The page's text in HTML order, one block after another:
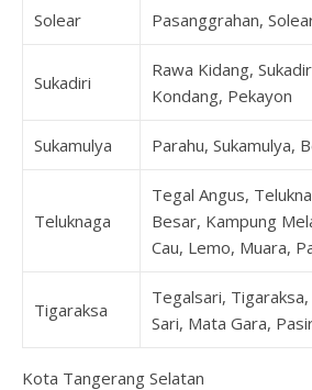
Solear Pasanggrahan,
Sukadiri
Rawa Kidang,
Kondang, Pekayon
Sukamulya Parahu, Sukamulya,
Teluknaga
Tegal Angus,
Besar, Kampung
Cau, Lemo, Muara,
Tigaraksa
Tegalsari,
Sari, Mata Gara,
Kota Tangerang Selatan